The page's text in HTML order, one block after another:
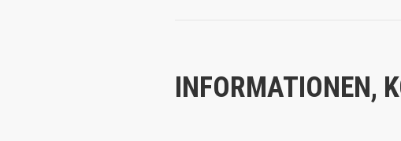
INFORMATIONEN,